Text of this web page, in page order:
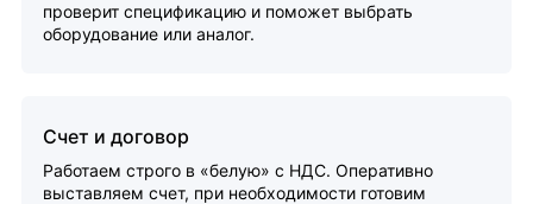
проверит спецификацию и поможет выбрать
оборудование или аналог.
Счет и договор
Работаем строго в «белую» с НДС. Оперативно
выставляем счет, при необходимости готовим